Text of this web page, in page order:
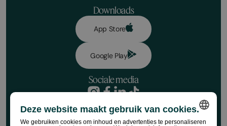
Maak je reservering!
Downloads
App Store
Google Play
Sociale media
Boekingsvoorwaarden
Juridische kennisgeving
Deze website maakt gebruik van cookies.
We gebruiken cookies om inhoud en advertenties te personaliseren